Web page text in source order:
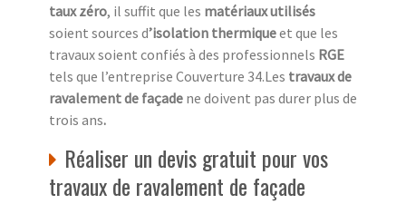
taux zéro, il suffit que les matériaux utilisés
soient sources d’isolation thermiqueet que les
travaux soient confiés à des professionnels RGE
tels que l’entreprise Couverture 34.Les travaux de
ravalement de façade ne doivent pas durer plus de
trois ans.
Réaliser un devis gratuit pour vos
travaux de ravalement de façade